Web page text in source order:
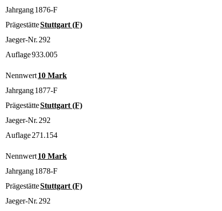
Jahrgang1876-F
PrägestätteStuttgart (F)
Jaeger-Nr. 292
Auflage933.005
Nennwert10 Mark
Jahrgang1877-F
PrägestätteStuttgart (F)
Jaeger-Nr. 292
Auflage271.154
Nennwert10 Mark
Jahrgang1878-F
PrägestätteStuttgart (F)
Jaeger-Nr. 292